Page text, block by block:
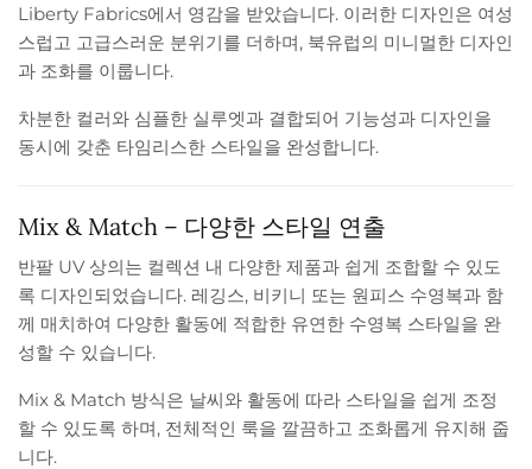
Liberty Fabrics에서 영감을 받았습니다. 이러한 디자인은 여성
스럽고 고급스러운 분위기를 더하며, 북유럽의 미니멀한 디자인
과 조화를 이룹니다.
차분한 컬러와 심플한 실루엣과 결합되어 기능성과 디자인을
동시에 갖춘 타임리스한 스타일을 완성합니다.
Mix & Match – 다양한 스타일 연출
반팔 UV 상의는 컬렉션 내 다양한 제품과 쉽게 조합할 수 있도
록 디자인되었습니다. 레깅스, 비키니 또는 원피스 수영복과 함
께 매치하여 다양한 활동에 적합한 유연한 수영복 스타일을 완
성할 수 있습니다.
Mix & Match 방식은 날씨와 활동에 따라 스타일을 쉽게 조정
할 수 있도록 하며, 전체적인 룩을 깔끔하고 조화롭게 유지해 줍
니다.